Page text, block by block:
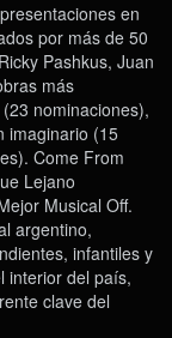
en
por más de 50
Pashkus, Juan
más
nominaciones),
imaginario (15
Come From
Lejano
Musical Off.
argentino,
infantiles y
interior del país,
clave del